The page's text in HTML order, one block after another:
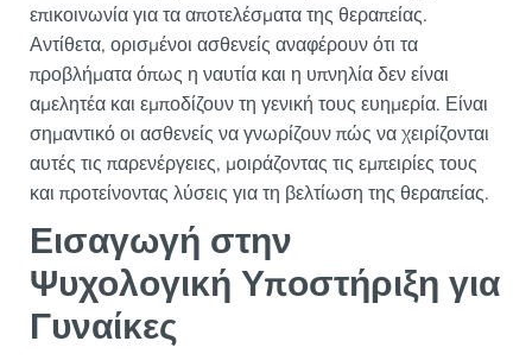
επικοινωνία για τα αποτελέσματα της θεραπείας.
Αντίθετα, ορισμένοι ασθενείς αναφέρουν ότι τα
προβλήματα όπως η ναυτία και η υπνηλία δεν είναι
αμελητέα και εμποδίζουν τη γενική τους ευημερία. Είναι
σημαντικό οι ασθενείς να γνωρίζουν πώς να χειρίζονται
αυτές τις παρενέργειες, μοιράζοντας τις εμπειρίες τους
και προτείνοντας λύσεις για τη βελτίωση της θεραπείας.
Εισαγωγή στην
Ψυχολογική Υποστήριξη για
Γυναίκες